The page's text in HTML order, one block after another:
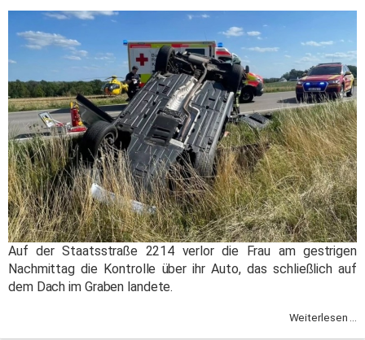
Auf der Staatsstraße 2214 verlor die Frau am gestrigen
Nachmittag die Kontrolle über ihr Auto, das schließlich auf
dem Dach im Graben landete.
Weiterlesen ...